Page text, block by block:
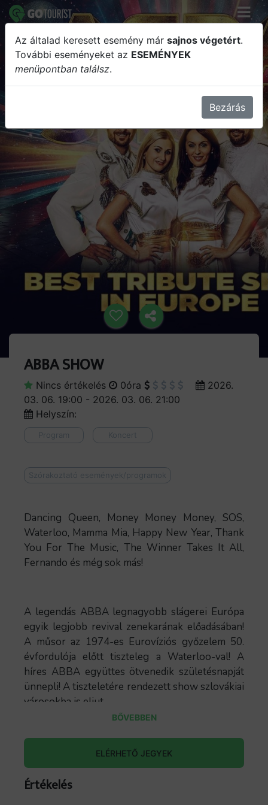
ABBA SHOW
ABBA SHOW
Nincs értékelés 0óra
2026.
03. 06. 19:00 - 2026. 03. 06. 21:00
Helyszín:
Program Koncert
Szórakoztató események/programok
Dancing Queen, Money Money Money, SOS,
Waterloo, Mamma Mia, Happy New Year, Thank
You For The Music, The Winner Takes It All,
Fernando és még sok más!
A legendás ABBA legnagyobb slágerei Európa
egyik legjobb revival zenekarának előadásában!
A műsor az 1974-es Eurovíziós győzelem 50.
évfordulója előtt tiszteleg a Waterloo-val! A
híres ABBA együttes ötvenedik születésnapját
ünnepli! A tiszteletére rendezett show szlovákiai
városokba is eljut.
Waterloo, Mamma Mia, Happy New Year, Thank
You For The Music, The Winner Takes It All,
Fernando és még sok más!
BŐVEBBEN
ELÉRHETŐ JEGYEK
Értékelés
Az általad keresett esemény már sajnos végetért.
További eseményeket az ESEMÉNYEK
menüpontban találsz.
Bezárás